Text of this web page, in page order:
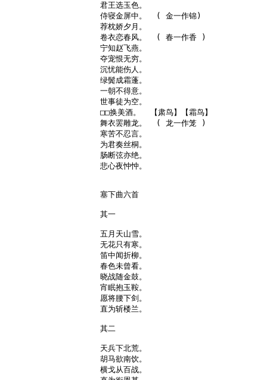
君王选玉色。
侍寝金屏中。  ( 金一作锦)
荐枕娇夕月。
卷衣恋春风。  ( 春一作香 )
宁知赵飞燕。
夺宠恨无穷。
沉忧能伤人。
绿鬓成霜蓬。
一朝不得意。
世事徒为空。
□□换美酒。  【肃鸟】【霜鸟】
舞衣罢雕龙。  ( 龙一作笼 )
寒苦不忍言。
为君奏丝桐。
肠断弦亦绝。
悲心夜忡忡。
塞下曲六首
其一
五月天山雪。
无花只有寒。
笛中闻折柳。
春色未曾看。
晓战随金鼓。
宵眠抱玉鞍。
愿将腰下剑。
直为斩楼兰。
其二
天兵下北荒。
胡马欲南饮。
横戈从百战。